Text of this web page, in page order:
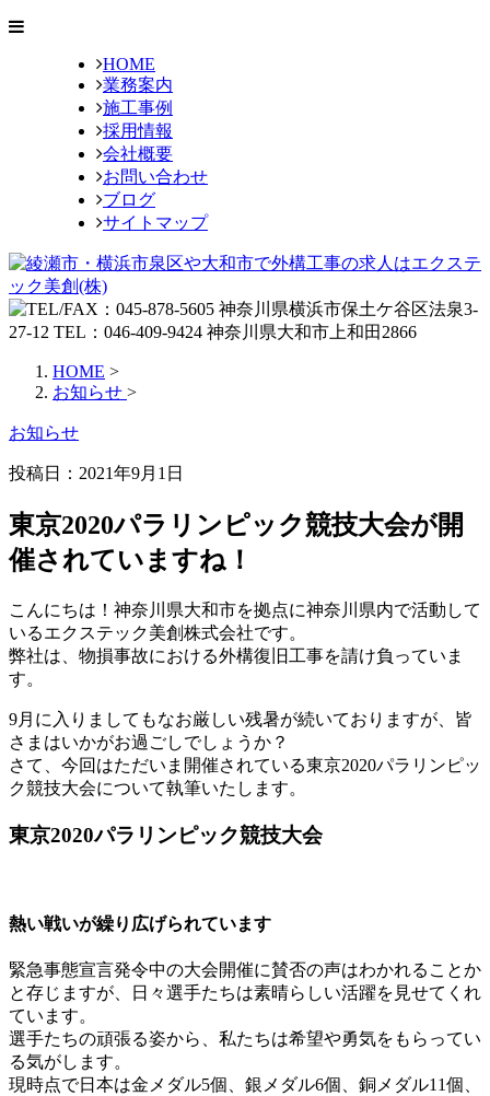
HOME
業務案内
施工事例
採用情報
会社概要
お問い合わせ
ブログ
サイトマップ
HOME >
お知らせ >
お知らせ
投稿日：2021年9月1日
東京2020パラリンピック競技大会が開
催されていますね！
こんにちは！神奈川県大和市を拠点に神奈川県内で活動して
いるエクステック美創株式会社です。
弊社は、物損事故における外構復旧工事を請け負っていま
す。
9月に入りましてもなお厳しい残暑が続いておりますが、皆
さまはいかがお過ごしでしょうか？
さて、今回はただいま開催されている東京2020パラリンピッ
ク競技大会について執筆いたします。
東京2020パラリンピック競技大会
熱い戦いが繰り広げられています
緊急事態宣言発令中の大会開催に賛否の声はわかれることか
と存じますが、日々選手たちは素晴らしい活躍を見せてくれ
ています。
選手たちの頑張る姿から、私たちは希望や勇気をもらってい
る気がします。
現時点で日本は金メダル5個、銀メダル6個、銅メダル11個、